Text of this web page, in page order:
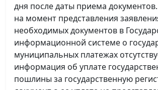
дня после даты приема
на момент представления
необходимых документов в
информационной системе о
муниципальных платежах
информация об уплате
пошлины за государственную